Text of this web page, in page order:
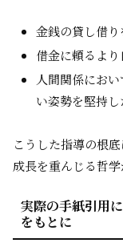
金銭の貸し借
借金に頼るよ
人間関係にお
い姿勢を堅持し
こうした指導の根
成長を重んじる哲学
実際の手紙引用
をもとに